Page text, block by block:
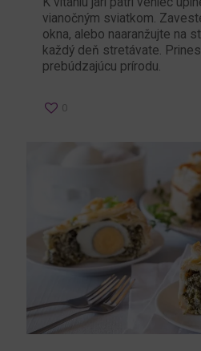
vianočným sviatkom.
okna, alebo naaranžujte na
každý deň stretávate.
prebúdzajúcu prírodu.
0